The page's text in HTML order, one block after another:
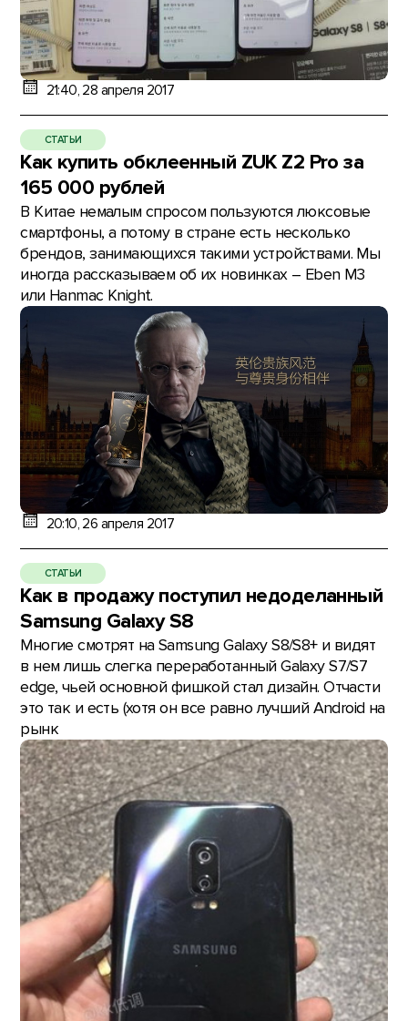
21:40, 28 апреля 2017
СТАТЬИ
Как купить обклеенный ZUK Z2 Pro за
165 000 рублей
В Китае немалым спросом пользуются люксовые
смартфоны, а потому в стране есть несколько
брендов, занимающихся такими устройствами. Мы
иногда рассказываем об их новинках – Eben M3
или Hanmac Knight.
20:10, 26 апреля 2017
СТАТЬИ
Как в продажу поступил недоделанный
Samsung Galaxy S8
Многие смотрят на Samsung Galaxy S8/S8+ и видят
в нем лишь слегка переработанный Galaxy S7/S7
edge, чьей основной фишкой стал дизайн. Отчасти
это так и есть (хотя он все равно лучший Android на
рынк